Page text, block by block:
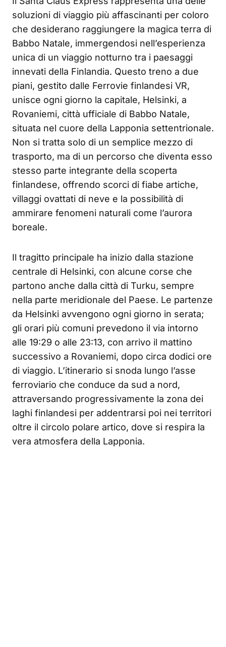
soluzioni di viaggio più affascinanti per coloro
che desiderano raggiungere la magica terra di
Babbo Natale, immergendosi nell’esperienza
unica di un viaggio notturno tra i paesaggi
innevati della Finlandia. Questo treno a due
piani, gestito dalle Ferrovie finlandesi VR,
unisce ogni giorno la capitale, Helsinki, a
Rovaniemi, città ufficiale di Babbo Natale,
situata nel cuore della Lapponia settentrionale.
Non si tratta solo di un semplice mezzo di
trasporto, ma di un percorso che diventa esso
stesso parte integrante della scoperta
finlandese, offrendo scorci di fiabe artiche,
villaggi ovattati di neve e la possibilità di
ammirare fenomeni naturali come l’aurora
boreale.
Il tragitto principale ha inizio dalla stazione
centrale di Helsinki, con alcune corse che
partono anche dalla città di Turku, sempre
nella parte meridionale del Paese. Le partenze
da Helsinki avvengono ogni giorno in serata;
gli orari più comuni prevedono il via intorno
alle 19:29 o alle 23:13, con arrivo il mattino
successivo a Rovaniemi, dopo circa dodici ore
di viaggio. L’itinerario si snoda lungo l’asse
ferroviario che conduce da sud a nord,
attraversando progressivamente la zona dei
laghi finlandesi per addentrarsi poi nei territori
oltre il circolo polare artico, dove si respira la
vera atmosfera della Lapponia.